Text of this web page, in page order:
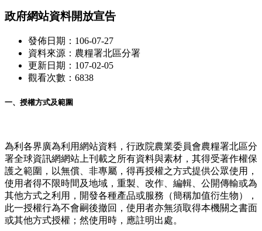
政府網站資料開放宣告
發佈日期：106-07-27
資料來源：農糧署北區分署
更新日期：107-02-05
觀看次數：6838
一、授權方式及範圍
為利各界廣為利用網站資料，行政院農業委員會農糧署北區分
署全球資訊網網站上刊載之所有資料與素材，其得受著作權保
護之範圍，以無償、非專屬，得再授權之方式提供公眾使用，
使用者得不限時間及地域，重製、改作、編輯、公開傳輸或為
其他方式之利用，開發各種產品或服務（簡稱加值衍生物），
此一授權行為不會嗣後撤回，使用者亦無須取得本機關之書面
或其他方式授權；然使用時，應註明出處。